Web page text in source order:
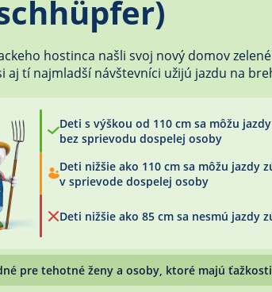
hostinca našli svoj nový domov
aj tí najmladší návštevníci užijú jazdu na
Deti s výškou od 110 cm sa môžu
bez sprievodu dospelej osoby
Deti nižšie ako 110 cm sa môžu jazdy
v sprievode dospelej osoby
Deti nižšie ako 85 cm sa nesmú jazdy
pre tehotné ženy a osoby, ktoré majú